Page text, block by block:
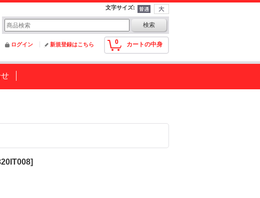
文字サイズ:
0 カートの中身
ログイン 新規登録はこちら
]